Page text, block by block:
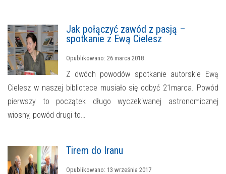
Jak połączyć zawód z pasją –
spotkanie z Ewą Cielesz
Opublikowano: 26 marca 2018
Z dwóch powodów spotkanie autorskie Ewą
Cielesz w naszej bibliotece musiało się odbyć 21marca. Powód
pierwszy to początek długo wyczekiwanej astronomicznej
wiosny, powód drugi to…
Tirem do Iranu
Opublikowano: 13 września 2017